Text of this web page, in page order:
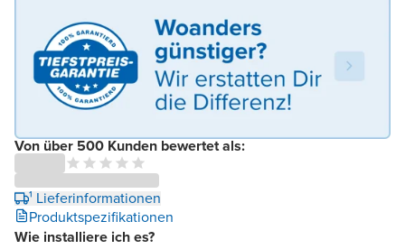
Von über 500 Kunden bewertet als:
¹ Lieferinformationen
Produktspezifikationen
Wie installiere ich es?